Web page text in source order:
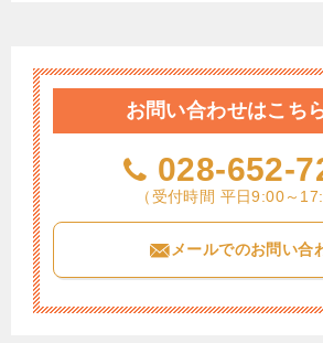
お問い合わせはこち
028-652-
（受付時間 平日9:00～
メールでのお問い合